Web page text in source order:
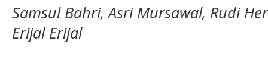
Samsul Bahri, Asri Mursawal, Rudi
Erijal Erijal